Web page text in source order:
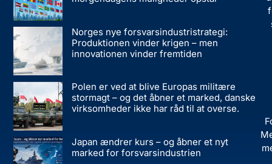
Norges nye forsvarsindustristrategi:
Produktionen vinder krigen – men
innovationen vinder fremtiden
Polen er ved at blive Europas militære
stormagt – og det åbner et marked, danske
virksomheder ikke har råd til at overse.
Japan ændrer kurs – og åbner et nyt
marked for forsvarsindustrien